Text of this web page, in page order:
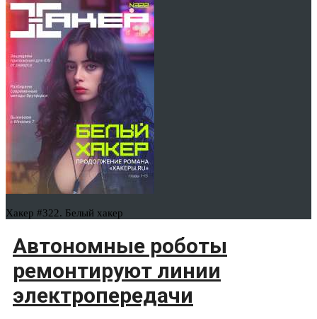
Хакер #322. Белый хакер
Автономные роботы
ремонтируют линии
электропередачи